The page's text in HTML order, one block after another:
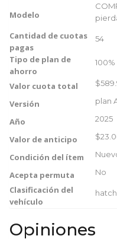
Modelo
Cantidad de cuotas
pagas
54
Tipo de plan de
ahorro
100%
Valor cuota total
Versión plan
Año 2025
Valor de anticipo
Condición del ítem
Acepta permuta No
Clasificación del
vehículo
Opiniones